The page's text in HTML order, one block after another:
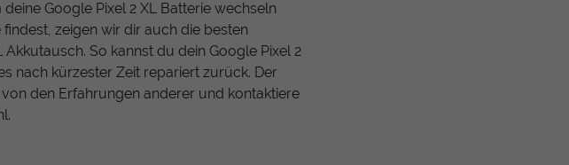
Google Pixel 2 XL Batterie wechseln
zeigen wir dir auch die besten
So kannst du dein Google Pixel 2
nach kürzester Zeit repariert zurück. Der
den Erfahrungen anderer und kontaktiere